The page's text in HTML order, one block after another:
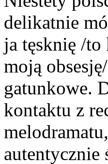
delikatnie
ja tęsknię /to
moją
gatunkowe.
kontaktu z
autentycznie